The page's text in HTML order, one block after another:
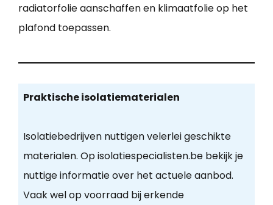
radiatorfolie aanschaffen en klimaatfolie op het
plafond toepassen.
Praktische isolatiematerialen
Isolatiebedrijven nuttigen velerlei geschikte
materialen. Op isolatiespecialisten.be bekijk je
nuttige informatie over het actuele aanbod.
Vaak wel op voorraad bij erkende